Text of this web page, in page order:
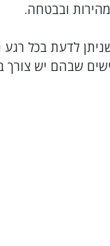
ובבטחה.
לדעת בכל רגע
שבהם יש צורך